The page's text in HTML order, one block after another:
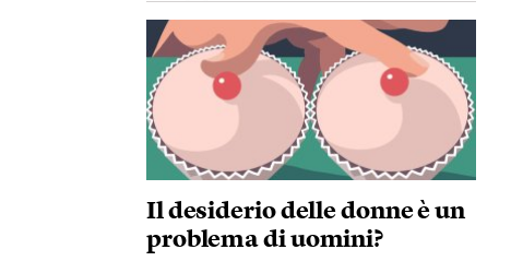
Il desiderio delle donne è un
problema di uomini?